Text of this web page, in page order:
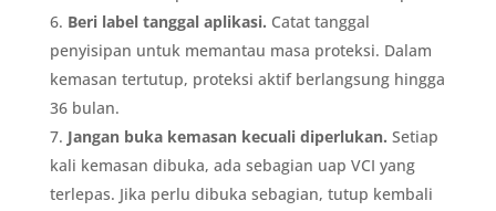
Beri label tanggal aplikasi. Catat tanggal
penyisipan untuk memantau masa proteksi. Dalam
kemasan tertutup, proteksi aktif berlangsung hingga
36 bulan.
Jangan buka kemasan kecuali diperlukan. Setiap
kali kemasan dibuka, ada sebagian uap VCI yang
terlepas. Jika perlu dibuka sebagian, tutup kembali